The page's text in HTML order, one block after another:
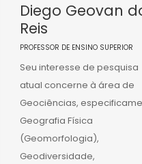
Diego Geovan
Reis
PROFESSOR DE ENSINO SUPERIOR
Seu interesse de pesquisa
atual concerne à área de
Geociências,
Geografia Física
(Geomorfologia),
Geodiversidade,